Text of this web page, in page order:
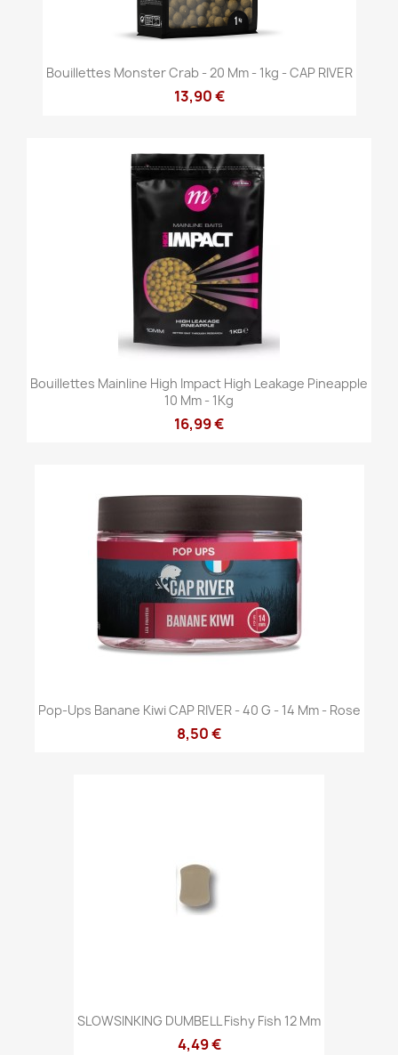
Bouillettes Monster Crab - 20 Mm - 1kg - CAP RIVER
13,90 €
Bouillettes Mainline High Impact High Leakage Pineapple
10 Mm - 1Kg
16,99 €
Pop-Ups Banane Kiwi CAP RIVER - 40 G - 14 Mm - Rose
8,50 €
SLOWSINKING DUMBELL Fishy Fish 12 Mm
4,49 €